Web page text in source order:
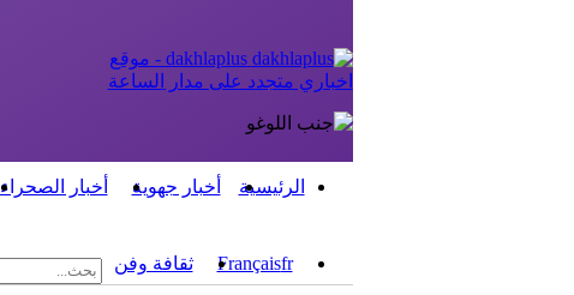
dakhlaplus - موقع
اخباري متجدد على مدار الساعة
الرئيسية أخبار جهوية أخبار الصحراء
Françaisfr ثقافة وفن